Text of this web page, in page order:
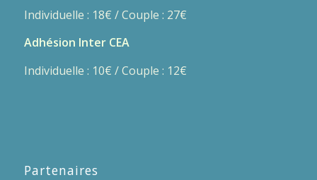
Individuelle : 18€ / Couple : 27€
Adhésion Inter CEA
Individuelle : 10€ / Couple : 12€
Partenaires